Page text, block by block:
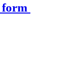
form